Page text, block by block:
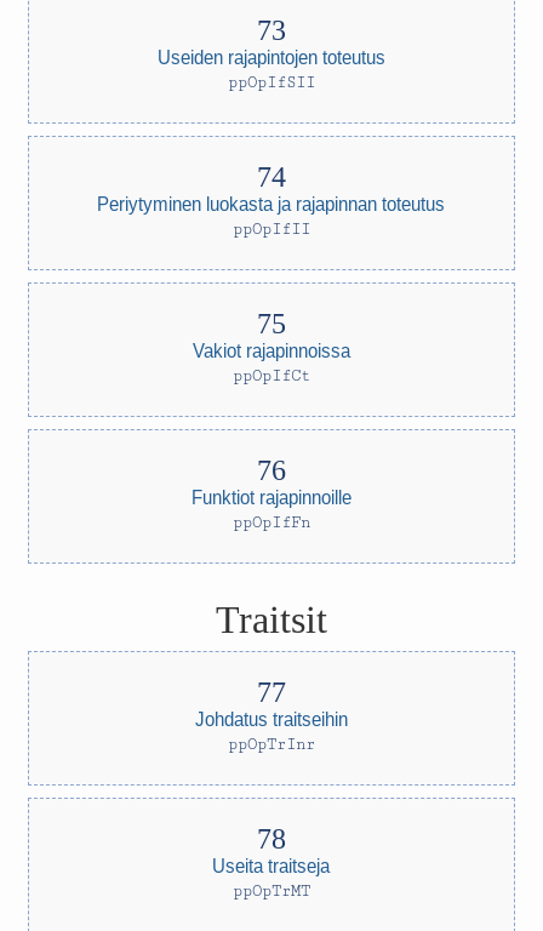
Useiden rajapintojen toteutus
ppOpIfSII
Periytyminen luokasta ja rajapinnan toteutus
ppOpIfII
Vakiot rajapinnoissa
ppOpIfCt
Funktiot rajapinnoille
ppOpIfFn
Traitsit
Johdatus traitseihin
ppOpTrInr
Useita traitseja
ppOpTrMT